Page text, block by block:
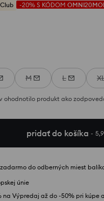
-20% S KÓDOM
M L
ohodnotilo produkt ako
pridať do košíka
do odberných miest
únie
na Výpredaj až do -50% pri kúpe